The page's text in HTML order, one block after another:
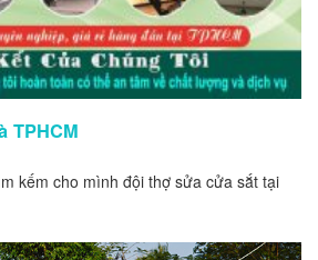
TPHCM
kếm cho mình đội thợ sửa cửa sắt tại